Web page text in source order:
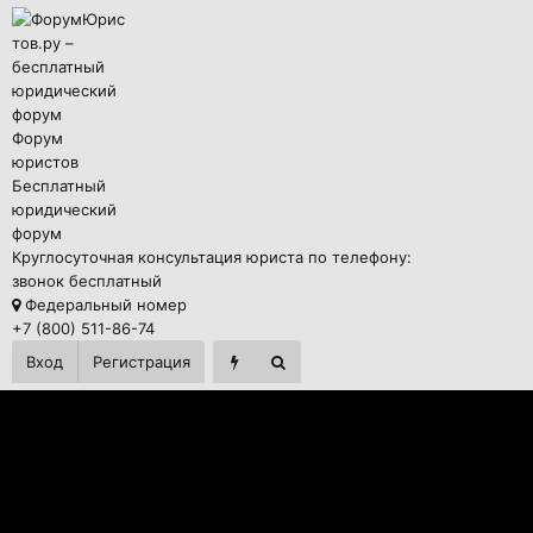
Форум
юристов
Бесплатный
юридический
форум
Круглосуточная консультация юриста по телефону:
звонок бесплатный
Федеральный номер
+7 (800) 511-86-74
Вход
Регистрация